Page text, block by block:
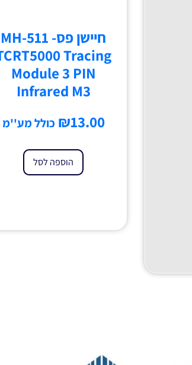
חיישן פס- MH-511
Tracing
Module 3 PIN
Infrared M3
₪13.00 כולל מע''מ
הוספה לסל